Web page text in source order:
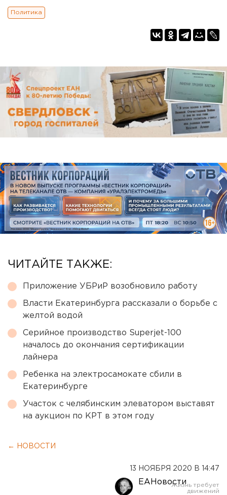
Политика
ЧИТАЙТЕ ТАКЖЕ:
Приложение УБРиР возобновило работу
Власти Екатеринбурга рассказали о борьбе с
желтой водой
Серийное производство Superjet-100
началось до окончания сертификации
лайнера
Ребенка на электросамокате сбили в
Екатеринбурге
Участок с челябинским элеватором выставят
на аукцион по КРТ в этом году
← НОВОСТИ
13 НОЯБРЯ 2020 В 14:47
ЕАНовости